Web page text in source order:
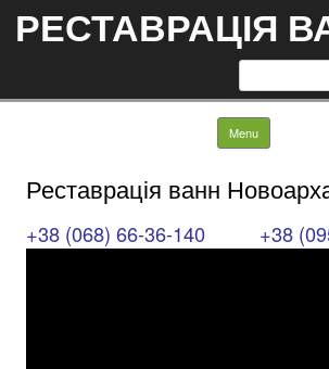
РЕСТАВРАЦІЯ
Пошук:
Menu Skip to
Реставрація ванн
+38 (068) 66-36-140 +38